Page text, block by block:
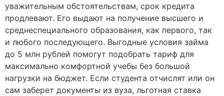
уважительным обстоятельствам, срок кредита
продлевают. Его выдают на получение высшего и
среднеспециального образования, как первого, так
и любого последующего. Выгодные условия займа
до 5 млн рублей помогут подобрать тариф для
максимально комфортной учебы без большой
нагрузки на бюджет. Если студента отчислят или он
сам заберет документы из вуза, льготная ставка